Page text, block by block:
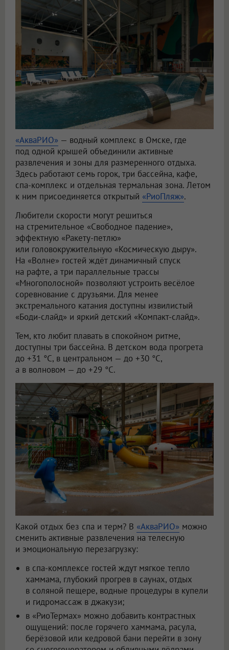
«АкваРИО» — водный комплекс в Омске, где
под одной крышей объединили активные
развлечения и зоны для размеренного отдыха.
Здесь работают семь горок, три бассейна, кафе,
спа-комплекс и отдельная термальная зона. Летом
к ним присоединяется открытый «РиоПляж».
Любители скорости могут решиться
на стремительное «Свободное падение»,
эффектную «Ракету-петлю»
или головокружительную «Космическую дыру».
На «Волне» гостей ждёт динамичный спуск
на рафте, а три параллельные трассы
«Многополосной» позволяют устроить весёлое
соревнование с друзьями. Для менее
экстремального катания доступны извилистый
«Боди-слайд» и яркий детский «Компакт-слайд».
Тем, кто любит плавать в спокойном ритме,
доступны три бассейна. В детском вода прогрета
до +31 °C, в центральном — до +30 °C,
а в волновом — до +29 °C.
Какой отдых без спа и терм? В «АкваРИО» можно
сменить активные развлечения на телесную
и эмоциональную перезагрузку:
в спа-комплексе гостей ждут мягкое тепло
хаммама, глубокий прогрев в саунах, отдых
в соляной пещере, водные процедуры в купели
и гидромассаж в джакузи;
в «РиоТермах» можно добавить контрастных
ощущений: после горячего хаммама, расула,
берёзовой или кедровой бани перейти в зону